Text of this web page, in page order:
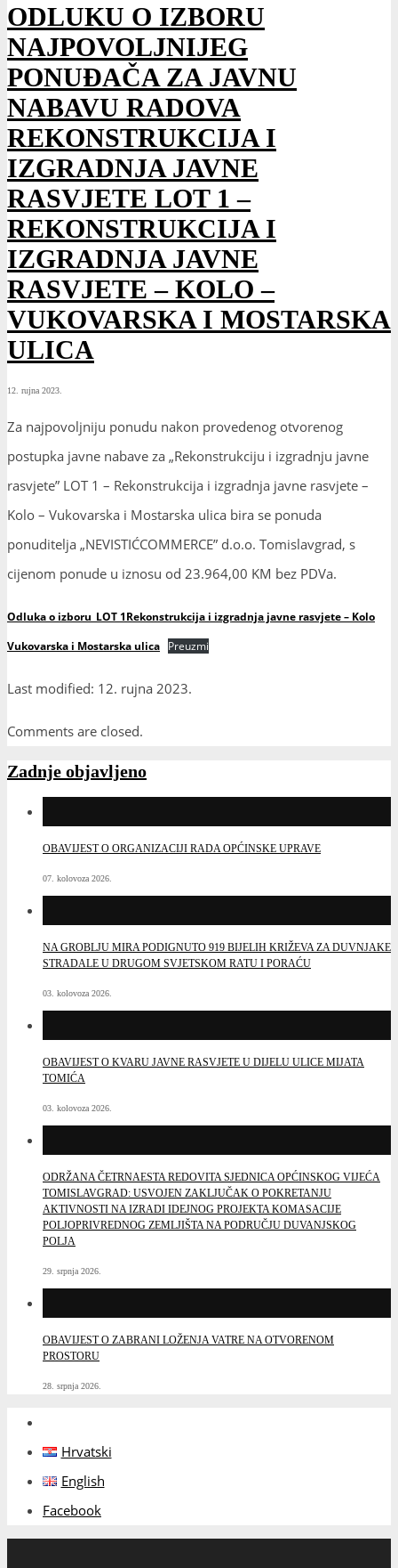
ODLUKU O IZBORU
NAJPOVOLJNIJEG
PONUĐAČA ZA JAVNU
NABAVU RADOVA
REKONSTRUKCIJA I
IZGRADNJA JAVNE
RASVJETE LOT 1 –
REKONSTRUKCIJA I
IZGRADNJA JAVNE
RASVJETE – KOLO –
VUKOVARSKA I MOSTARSKA
ULICA
12. rujna 2023.
Za najpovoljniju ponudu nakon provedenog otvorenog
postupka javne nabave za „Rekonstrukciju i izgradnju javne
rasvjete” LOT 1 – Rekonstrukcija i izgradnja javne rasvjete –
Kolo – Vukovarska i Mostarska ulica bira se ponuda
ponuditelja „NEVISTIĆCOMMERCE” d.o.o. Tomislavgrad, s
cijenom ponude u iznosu od 23.964,00 KM bez PDVa.
Odluka o izboru_LOT 1Rekonstrukcija i izgradnja javne rasvjete – Kolo
Vukovarska i Mostarska ulica Preuzmi
Last modified: 12. rujna 2023.
Comments are closed.
Zadnje objavljeno
OBAVIJEST O ORGANIZACIJI RADA OPĆINSKE UPRAVE
07. kolovoza 2026.
NA GROBLJU MIRA PODIGNUTO 919 BIJELIH KRIŽEVA ZA DUVNJAKE
STRADALE U DRUGOM SVJETSKOM RATU I PORAĆU
03. kolovoza 2026.
OBAVIJEST O KVARU JAVNE RASVJETE U DIJELU ULICE MIJATA
TOMIĆA
03. kolovoza 2026.
ODRŽANA ČETRNAESTA REDOVITA SJEDNICA OPĆINSKOG VIJEĆA
TOMISLAVGRAD: USVOJEN ZAKLJUČAK O POKRETANJU
AKTIVNOSTI NA IZRADI IDEJNOG PROJEKTA KOMASACIJE
POLJOPRIVREDNOG ZEMLJIŠTA NA PODRUČJU DUVANJSKOG
POLJA
29. srpnja 2026.
OBAVIJEST O ZABRANI LOŽENJA VATRE NA OTVORENOM
PROSTORU
28. srpnja 2026.
Hrvatski
English
Facebook